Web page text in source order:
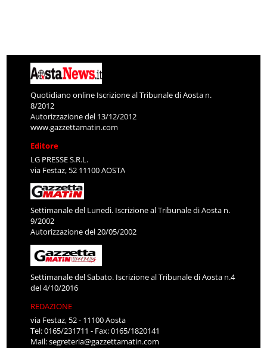
Quotidiano online Iscrizione al Tribunale di Aosta n.
8/2012
Autorizzazione del 13/12/2012
www.gazzettamatin.com
Editore
LG PRESSE S.R.L.
via Festaz, 52 11100 AOSTA
Settimanale del Lunedì. Iscrizione al Tribunale di Aosta n.
9/2002
Autorizzazione del 20/05/2002
Settimanale del Sabato. Iscrizione al Tribunale di Aosta n.4
del 4/10/2016
REDAZIONE
via Festaz, 52 - 11100 Aosta
Tel: 0165/231711 - Fax: 0165/1820141
Mail:segreteria@gazzettamatin.com